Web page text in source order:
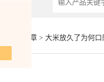
技术文章> 大米放久了为何口